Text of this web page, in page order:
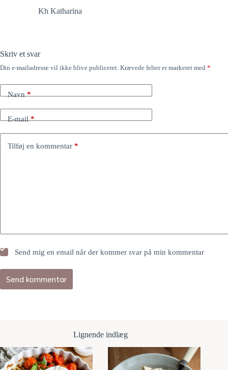
Kh Katharina
Skriv et svar
Din e-mailadresse vil ikke blive publiceret. Krævede felter er markeret med *
Navn*
E-mail*
Tilføj en kommentar *
Send mig en email når der kommer svar på min kommentar
Send kommentar
Lignende indlæg